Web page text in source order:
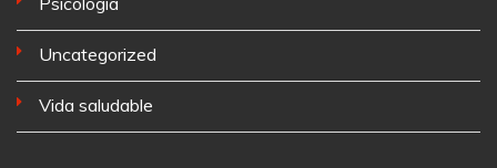
Uncategorized
Vida saludable